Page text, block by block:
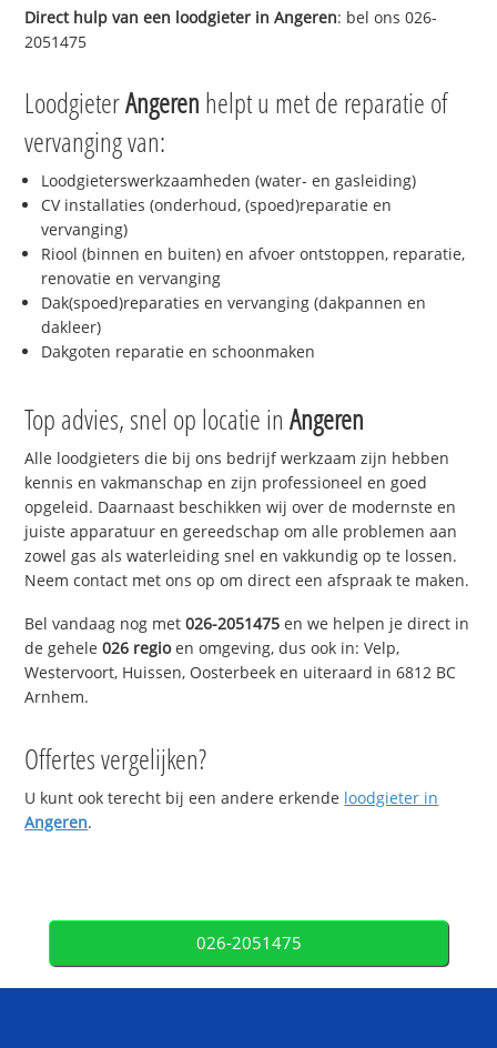
Direct hulp van een loodgieter inAngeren: bel ons 026-
2051475
LoodgieterAngeren helpt u met de reparatie of
vervanging van:
Loodgieterswerkzaamheden (water- en gasleiding)
CV installaties (onderhoud, (spoed)reparatie en
vervanging)
Riool (binnen en buiten) en afvoer ontstoppen, reparatie,
renovatie en vervanging
Dak(spoed)reparaties en vervanging (dakpannen en
dakleer)
Dakgoten reparatie en schoonmaken
Top advies, snel op locatie inAngeren
Alle loodgieters die bij ons bedrijf werkzaam zijn hebben
kennis en vakmanschap en zijn professioneel en goed
opgeleid. Daarnaast beschikken wij over de modernste en
juiste apparatuur en gereedschap om alle problemen aan
zowel gas als waterleiding snel en vakkundig op te lossen.
Neem contact met ons op om direct een afspraak te maken.
Bel vandaag nog met026-2051475 en we helpen je direct in
de gehele026 regioen omgeving, dus ook in: Velp,
Westervoort, Huissen, Oosterbeek en uiteraard in 6812 BC
Arnhem.
Offertes vergelijken?
U kunt ook terecht bij een andere erkende loodgieter in
Angeren.
026-2051475